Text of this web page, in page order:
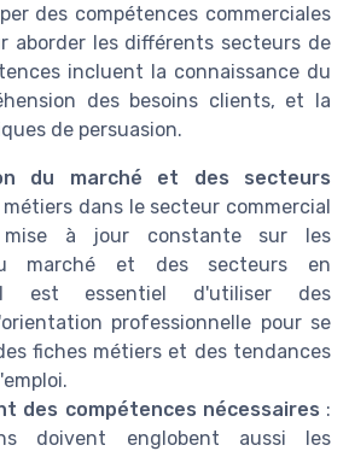
des compétences commerciales
aborder les différents secteurs de
incluent la connaissance du
des besoins clients, et la
de persuasion.
du marché et des secteurs
métiers dans le secteur commercial
à jour constante sur les
marché et des secteurs en
Il est essentiel d'utiliser des
professionnelle pour se
fiches métiers et des tendances
des compétences nécessaires :
doivent englobent aussi les